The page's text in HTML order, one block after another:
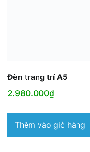
Đèn trang trí A5
2.980.000₫
Thêm vào giỏ hàng